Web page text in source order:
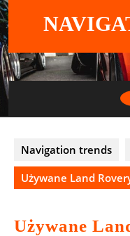
Skip
to
content
Navigation trends
Używane Land
Używane